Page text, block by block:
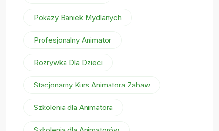
Pokazy Baniek Mydlanych
Profesjonalny Animator
Rozrywka Dla Dzieci
Stacjonarny Kurs Animatora Zabaw
Szkolenia dla Animatora